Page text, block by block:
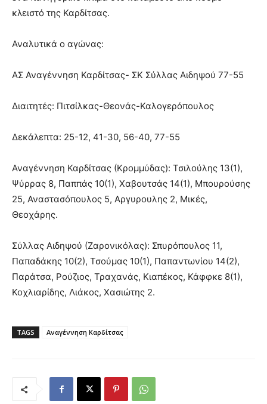
κλειστό της Καρδίτσας.
Αναλυτικά ο αγώνας:
ΑΣ Αναγέννηση Καρδίτσας- ΣΚ Σύλλας Αιδηψού 77-55
Διαιτητές: Πιτσίλκας-Θεονάς-Καλογερόπουλος
Δεκάλεπτα: 25-12, 41-30, 56-40, 77-55
Αναγέννηση Καρδίτσας (Κρομμύδας): Τσιλούλης 13(1),
Ψύρρας 8, Παππάς 10(1), Χαβουτσάς 14(1), Μπουρούσης
25, Αναστασόπουλος 5, Αργυρουλης 2, Μικές,
Θεοχάρης.
Σύλλας Αιδηψού (Ζαρονικόλας): Σπυρόπουλος 11,
Παπαδάκης 10(2), Τσούμας 10(1), Παπαντωνίου 14(2),
Παράτσα, Ρούζιος, Τραχανάς, Κιαπέκος, Κάφφκε 8(1),
Κοχλιαρίδης, Λιάκος, Χασιώτης 2.
TAGS Αναγέννηση Καρδίτσας